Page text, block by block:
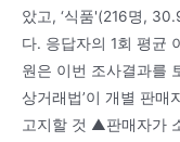
았고, ‘식품'(216명,
다. 응답자의 1회 평균
원은 이번 조사결과를
상거래법’이 개별 판매
고지할 것 ▲판매자가